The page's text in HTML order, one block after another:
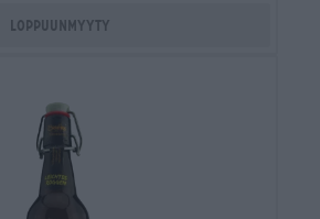
Loppuunmyyty